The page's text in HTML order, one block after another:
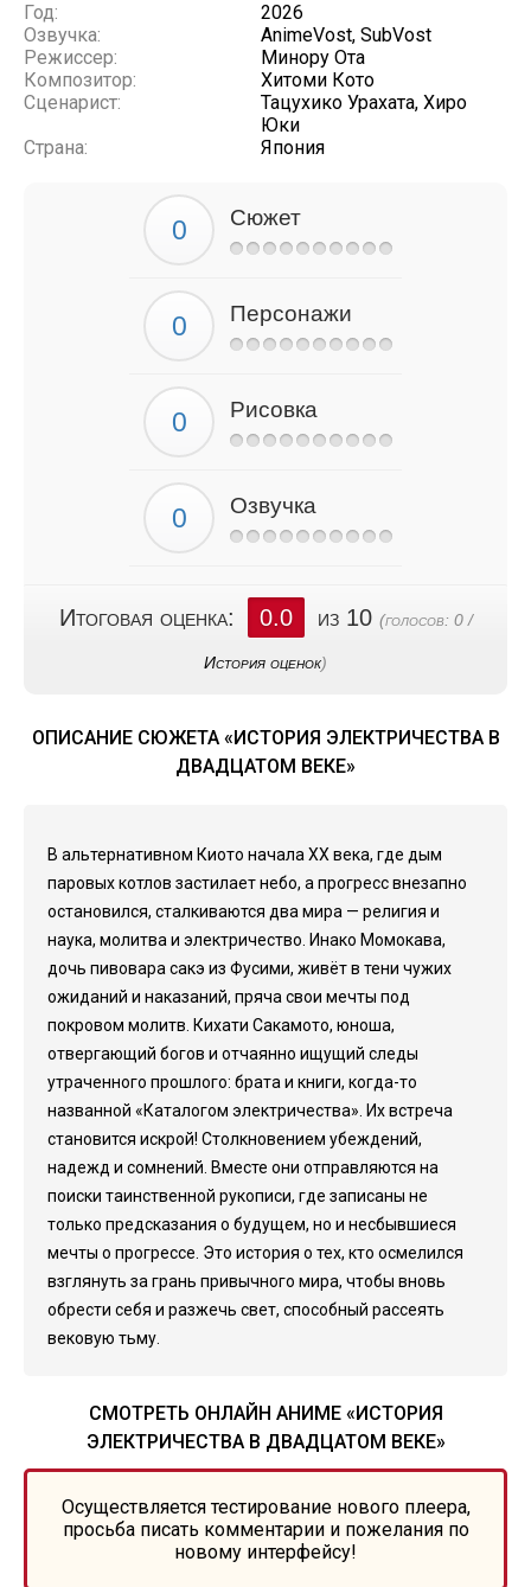
Год:
2026
Озвучка:
AnimeVost, SubVost
Режиссер:
Минору Ота
Композитор:
Хитоми Кото
Сценарист:
Тацухико Урахата, Хиро
Юки
Страна:
Япония
Сюжет
Персонажи
Рисовка
Озвучка
Итоговая оценка: 0.0 из 10 (голосов: 0/
История оценок)
ОПИСАНИЕ СЮЖЕТА «ИСТОРИЯ ЭЛЕКТРИЧЕСТВА В
ДВАДЦАТОМ ВЕКЕ»
В альтернативном Киото начала XX века, где дым
паровых котлов застилает небо, а прогресс внезапно
остановился, сталкиваются два мира — религия и
наука, молитва и электричество. Инако Момокава,
дочь пивовара сакэ из Фусими, живёт в тени чужих
ожиданий и наказаний, пряча свои мечты под
покровом молитв. Кихати Сакамото, юноша,
отвергающий богов и отчаянно ищущий следы
утраченного прошлого: брата и книги, когда-то
названной «Каталогом электричества». Их встреча
становится искрой! Столкновением убеждений,
надежд и сомнений. Вместе они отправляются на
поиски таинственной рукописи, где записаны не
только предсказания о будущем, но и несбывшиеся
мечты о прогрессе. Это история о тех, кто осмелился
взглянуть за грань привычного мира, чтобы вновь
обрести себя и разжечь свет, способный рассеять
вековую тьму.
СМОТРЕТЬ ОНЛАЙН АНИМЕ «ИСТОРИЯ
ЭЛЕКТРИЧЕСТВА В ДВАДЦАТОМ ВЕКЕ»
Осуществляется тестирование нового плеера,
просьба писать комментарии и пожелания по
новому интерфейсу!